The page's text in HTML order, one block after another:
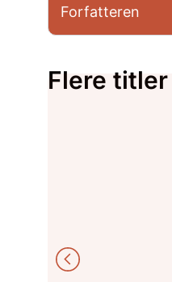
Forfatteren
Flere titler